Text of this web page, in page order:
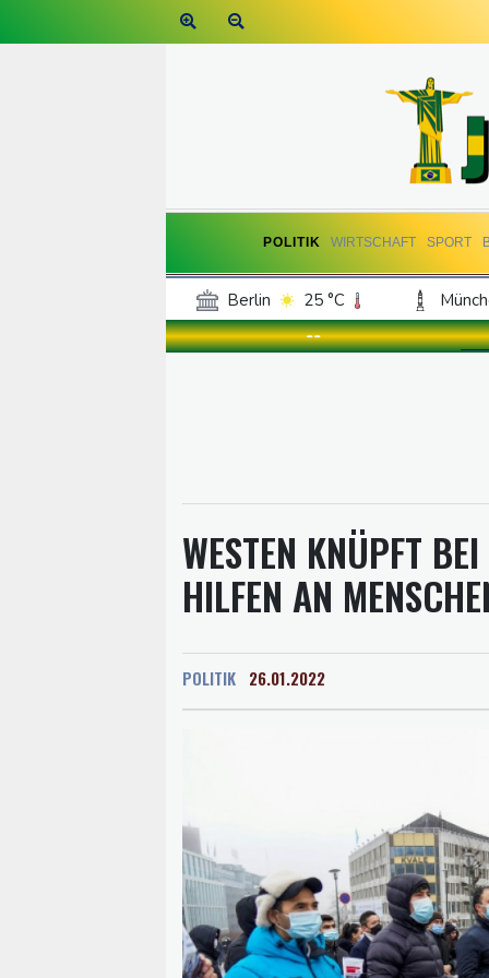
POLITIK WIRTSCHAFT SPORT
Berlin 25 °C
Frankfurt am Main
30 °C
--
WESTEN KNÜPFT
HILFEN AN
POLITIK 26.01.2022